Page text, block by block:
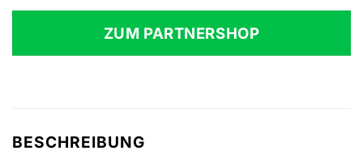
ZUM PARTNERSHOP
BESCHREIBUNG